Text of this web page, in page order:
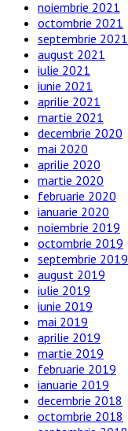
noiembrie 2021
octombrie 2021
septembrie 2021
august 2021
iulie 2021
iunie 2021
aprilie 2021
martie 2021
decembrie 2020
mai 2020
aprilie 2020
martie 2020
februarie 2020
ianuarie 2020
noiembrie 2019
octombrie 2019
septembrie 2019
august 2019
iulie 2019
iunie 2019
mai 2019
aprilie 2019
martie 2019
februarie 2019
ianuarie 2019
decembrie 2018
octombrie 2018